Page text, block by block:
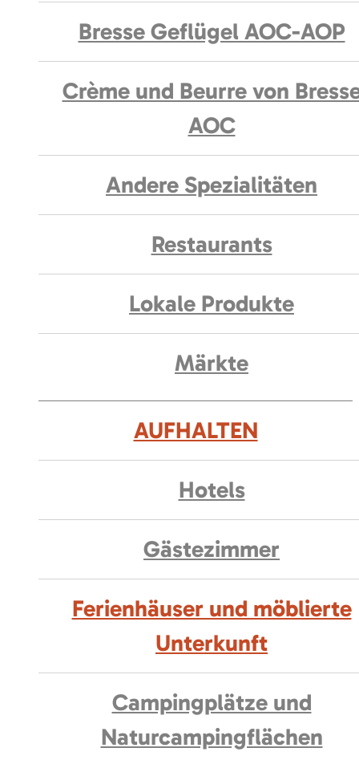
Bresse Geflügel AOC-AOP
Crème und Beurre von
AOC
Andere Spezialitäten
Restaurants
Lokale Produkte
Märkte
AUFHALTEN
Hotels
Gästezimmer
Ferienhäuser und möblierte
Unterkunft
Campingplätze und
Naturcampingflächen